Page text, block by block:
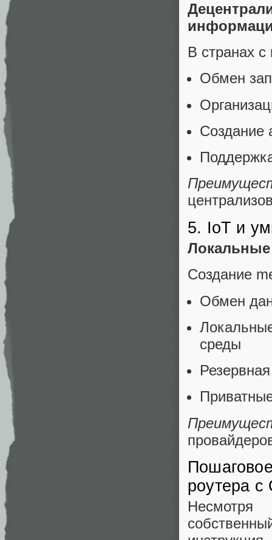
В странах
Обмен
Создание
5. IoT и
Локальные
Создание
Обмен
среды
роутера с
Несмотря